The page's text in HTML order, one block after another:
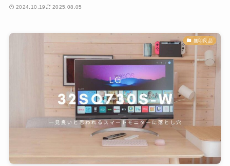
2024.10.19 2025.08.05
無印良品